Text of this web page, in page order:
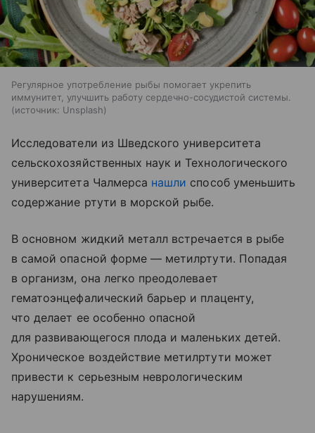
Регулярное употребление рыбы помогает укрепить
иммунитет, улучшить работу сердечно-сосудистой системы.
источник: Unsplash
Исследователи из Шведского университета
сельскохозяйственных наук и Технологического
университета Чалмерса нашли способ уменьшить
содержание ртути в морской рыбе.
В основном жидкий металл встречается в рыбе
в самой опасной форме — метилртути. Попадая
в организм, она легко преодолевает
гематоэнцефалический барьер и плаценту,
что делает ее особенно опасной
для развивающегося плода и маленьких детей.
Хроническое воздействие метилртути может
привести к серьезным неврологическим
нарушениям.